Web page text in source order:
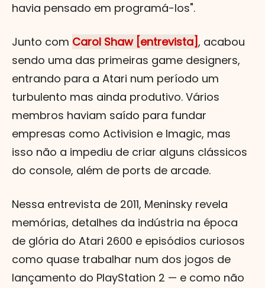
havia pensado em programá-los".
Junto com Carol Shaw [entrevista], acabou
sendo uma das primeiras game designers,
entrando para a Atari num período um
turbulento mas ainda produtivo. Vários
membros haviam saído para fundar
empresas como Activision e Imagic, mas
isso não a impediu de criar alguns clássicos
do console, além de ports de arcade.
Nessa entrevista de 2011, Meninsky revela
memórias, detalhes da indústria na época
de glória do Atari 2600 e episódios curiosos
como quase trabalhar num dos jogos de
lançamento do PlayStation 2 — e como não